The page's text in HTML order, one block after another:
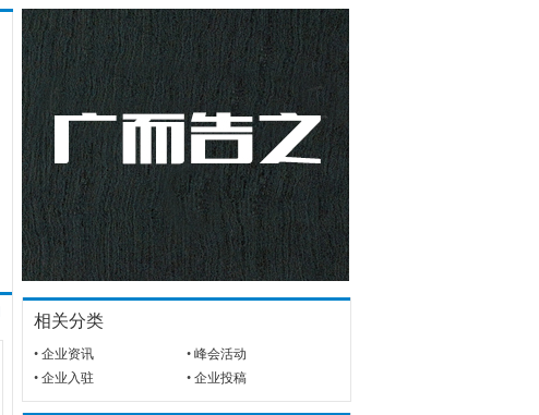
相关分类
• 企业资讯 • 峰会活动
• 企业入驻 • 企业投稿